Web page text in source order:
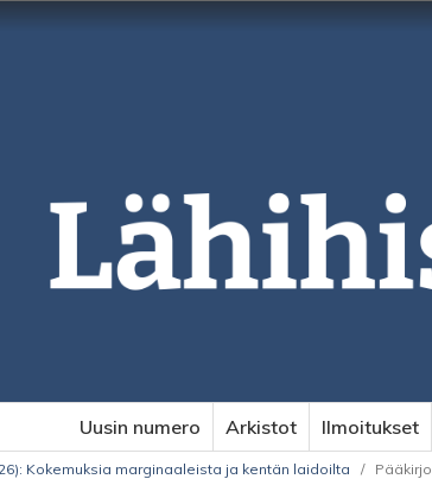
Uusin numero Arkistot Ilmoitukset
Kokemuksia marginaaleista ja kentän laidoilta /